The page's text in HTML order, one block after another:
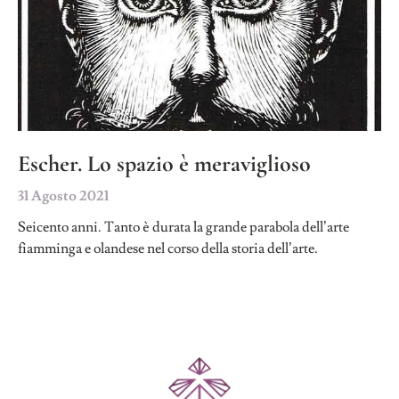
Escher. Lo spazio è meraviglioso
31 Agosto 2021
Seicento anni. Tanto è durata la grande parabola dell’arte
fiamminga e olandese nel corso della storia dell’arte.